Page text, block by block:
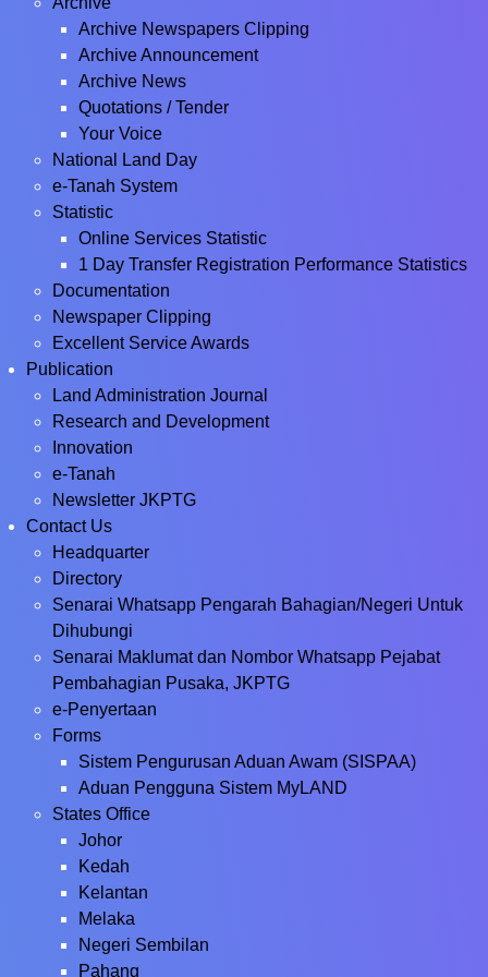
Archive Newspapers Clipping
Archive Announcement
Archive News
Quotations / Tender
Your Voice
National Land Day
e-Tanah System
Statistic
Online Services Statistic
1 Day Transfer Registration Performance Statistics
Documentation
Newspaper Clipping
Excellent Service Awards
Publication
Land Administration Journal
Research and Development
Innovation
e-Tanah
Newsletter JKPTG
Contact Us
Headquarter
Directory
Senarai Whatsapp Pengarah Bahagian/Negeri Untuk
Dihubungi
Senarai Maklumat dan Nombor Whatsapp Pejabat
Pembahagian Pusaka, JKPTG
e-Penyertaan
Forms
Sistem Pengurusan Aduan Awam (SISPAA)
Aduan Pengguna Sistem MyLAND
States Office
Johor
Kedah
Kelantan
Melaka
Negeri Sembilan
Pahang